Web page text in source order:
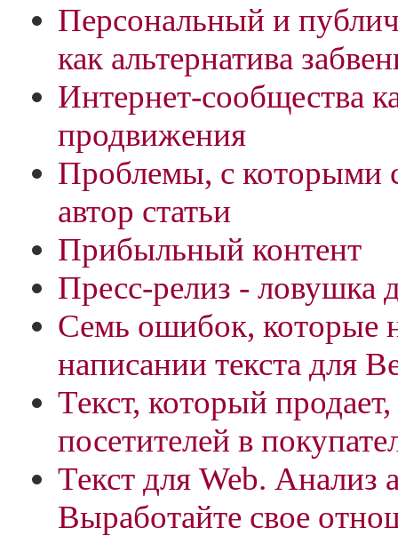
Персональный и
как альтернатива
Интернет-сообщества
продвижения
Проблемы, с которыми
автор статьи
Прибыльный контент
Пресс-релиз - ловушка
Семь ошибок, которые
написании текста для
Текст, который
посетителей в
Текст для Web. Анализ
Выработайте свое